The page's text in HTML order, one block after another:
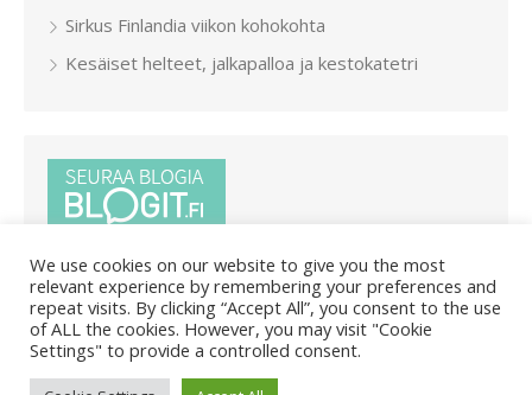
Sirkus Finlandia viikon kohokohta
Kesäiset helteet, jalkapalloa ja kestokatetri
© 2026 Pietar.in/ Powered by WordPress
We use cookies on our website to give you the most
relevant experience by remembering your preferences and
repeat visits. By clicking “Accept All”, you consent to the use
of ALL the cookies. However, you may visit "Cookie
Settings" to provide a controlled consent.